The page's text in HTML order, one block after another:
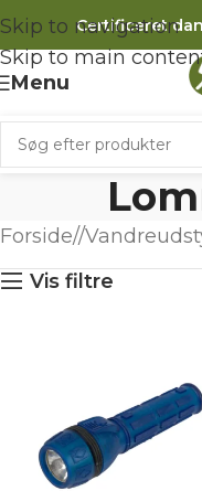
Skip to navigation
Skip to main
Certificeret
Menu
Forside/
Vis filtre